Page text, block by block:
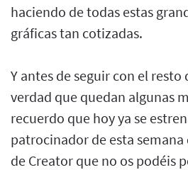
haciendo de todas estas
gráficas tan cotizadas.
Y antes de seguir con el
verdad que quedan algunas
recuerdo que hoy ya se
patrocinador de esta semana
de Creator que no os podéis